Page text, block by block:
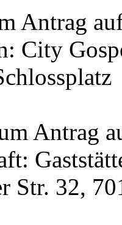
Antrag
City
Antrag
Str. 32,